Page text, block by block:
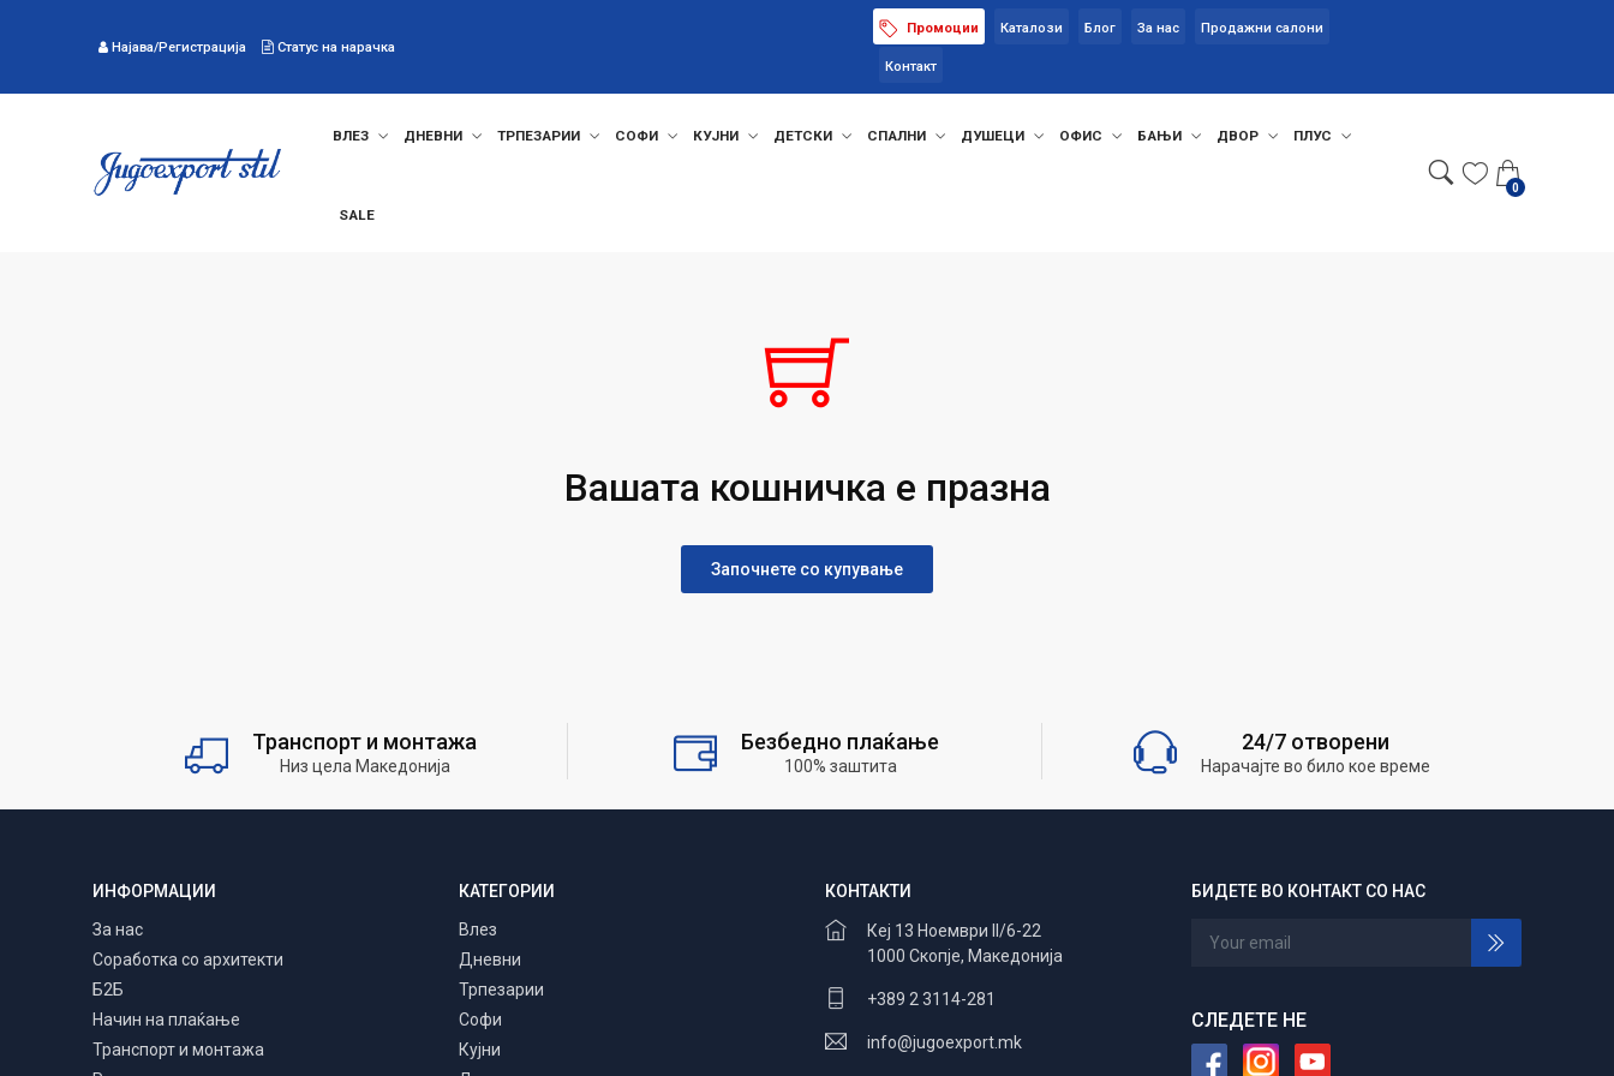
Најава/Регистрација Статус на нарачка
Промоции Каталози Блог За нас Продажни салони
Контакт
ВЛЕЗ ДНЕВНИ ТРПЕЗАРИИ СОФИ КУЈНИ ДЕТСКИ СПАЛНИ ДУШЕЦИ ОФИС БАЊИ ДВОР ПЛУС
SALE
0
Вашата кошничка е празна
Започнете со купување
Транспорт и монтажа
Низ цела Македонија
Безбедно плаќање
100% заштита
24/7 отворени
Нарачајте во било кое време
ИНФОРМАЦИИ
За нас
Соработка со архитекти
Б2Б
Начин на плаќање
Транспорт и монтажа
КАТЕГОРИИ
Влез
Дневни
Трпезарии
Софи
Кујни
КОНТАКТИ
Кеј 13 Ноември II/6-22
1000 Скопје, Македонија
+389 2 3114-281
info@jugoexport.mk
БИДЕТЕ ВО КОНТАКТ СО НАС
СЛЕДЕТЕ НЕ